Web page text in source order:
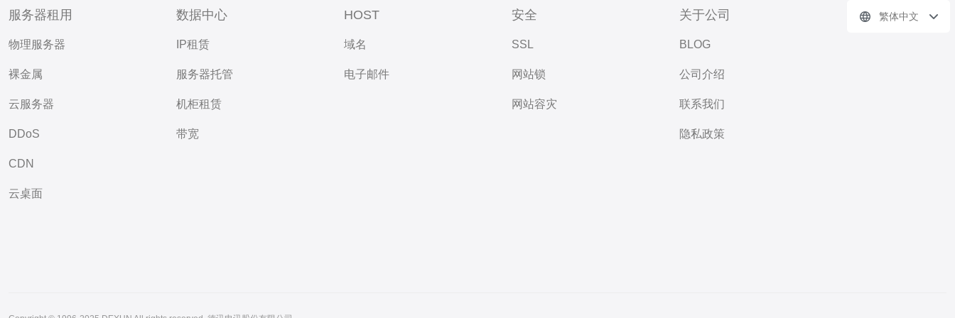
服务器租用
物理服务器
裸金属
云服务器
DDoS
CDN
云桌面
数据中心
IP租赁
服务器托管
机柜租赁
带宽
HOST
域名
电子邮件
安全
SSL
网站锁
网站容灾
关于公司
BLOG
公司介绍
联系我们
隐私政策
繁体中文